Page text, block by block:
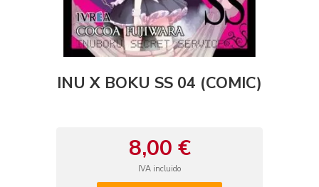
INU X BOKU SS 04 (COMIC)
8,00 €
IVA incluido